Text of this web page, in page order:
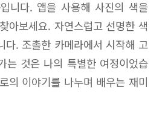
니다. 앱을 사용해 사진의 색을
아보세요. 자연스럽고 선명한 색
다. 조촐한 카메라에서 시작해 고
는 것은 나의 특별한 여정이었습
의 이야기를 나누며 배우는 재미